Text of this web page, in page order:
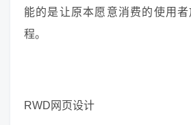
能的是让原本愿意消费的使用
程。
RWD网页设计